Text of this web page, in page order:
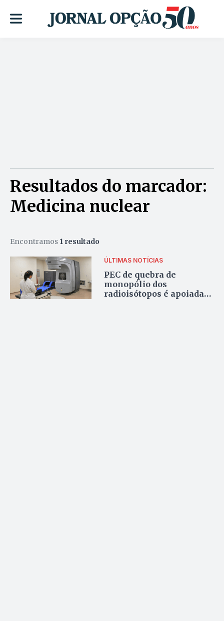
Resultados do marcador:
Medicina nuclear
Encontramos 1 resultado
ÚLTIMAS NOTÍCIAS
PEC de quebra de
monopólio dos
radioisótopos é apoiada